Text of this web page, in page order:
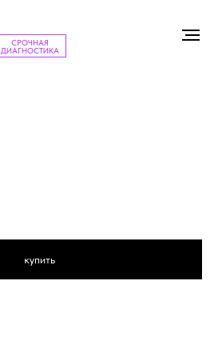
СРОЧНАЯ
ДИАГНОСТИКА
купить